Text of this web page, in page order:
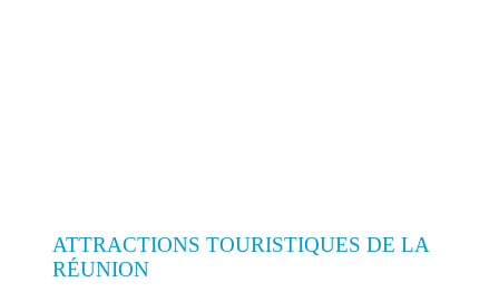
ATTRACTIONS TOURISTIQUES DE LA
RÉUNION